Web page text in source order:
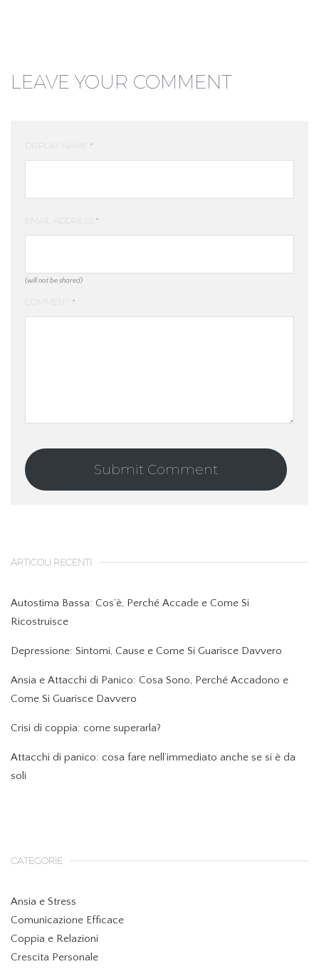
LEAVE YOUR COMMENT
DISPLAY NAME *
EMAIL ADDRESS *
(will not be shared)
COMMENT *
ARTICOLI RECENTI
Autostima Bassa: Cos’è, Perché Accade e Come Si
Ricostruisce
Depressione: Sintomi, Cause e Come Si Guarisce Davvero
Ansia e Attacchi di Panico: Cosa Sono, Perché Accadono e
Come Si Guarisce Davvero
Crisi di coppia: come superarla?
Attacchi di panico: cosa fare nell’immediato anche se si è da
soli
CATEGORIE
Ansia e Stress
Comunicazione Efficace
Coppia e Relazioni
Crescita Personale